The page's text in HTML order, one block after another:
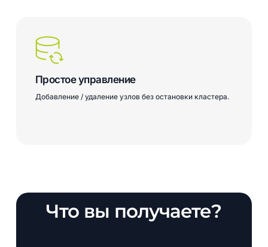
Простое управление
Добавление / удаление узлов без остановки кластера.
Что вы получаете?